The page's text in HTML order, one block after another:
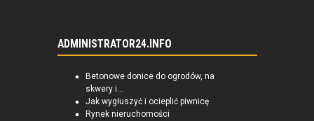
ADMINISTRATOR24.INFO
Betonowe donice do ogrodów, na
skwery i...
Jak wygłuszyć i ocieplić piwnicę
Rynek nieruchomości